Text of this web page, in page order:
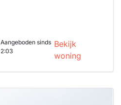
Aangeboden sinds
2:03
Bekijk
woning